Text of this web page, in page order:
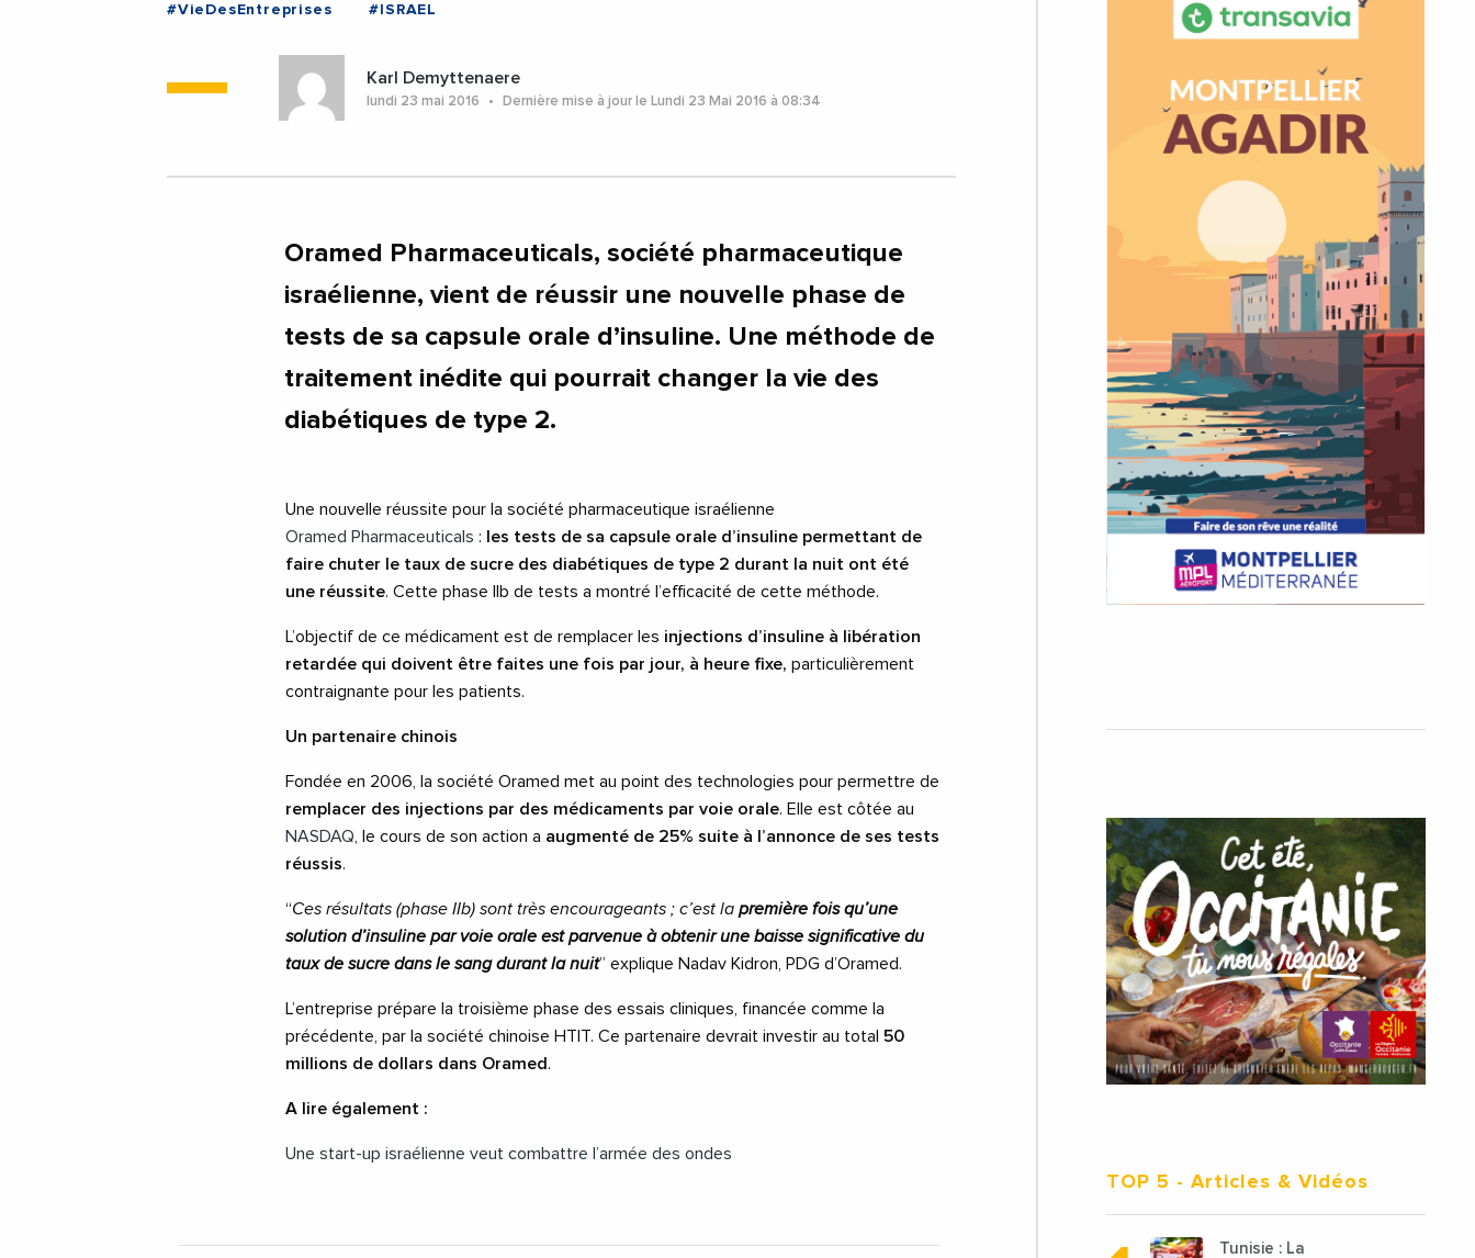
#VieDesEntreprises
#ISRAEL
Karl Demyttenaere
lundi 23 mai 2016 Dernière mise à jour le Lundi 23 Mai 2016 à 08:34
Oramed Pharmaceuticals, société pharmaceutique
israélienne, vient de réussir une nouvelle phase de
tests de sa capsule orale d’insuline. Une méthode de
traitement inédite qui pourrait changer la vie des
diabétiques de type 2.
Une nouvelle réussite pour la société pharmaceutique israélienne
Oramed Pharmaceuticals :
les tests de sa capsule orale d’insuline permettant de
faire chuter le taux de sucre des diabétiques de type 2 durant la nuit ont été
une réussite. Cette phase IIb de tests a montré l’efficacité de cette méthode.
L’objectif de ce médicament est de remplacer les injections d’insuline à libération
retardée qui doivent être faites une fois par jour, à heure fixe, particulièrement
contraignante pour les patients.
Un partenaire chinois
Fondée en 2006, la société Oramed met au point des technologies pour permettre de
remplacer des injections par des médicaments par voie orale. Elle est côtée au
NASDAQ , le cours de son action a augmenté de 25% suite à l’annonce de ses tests
réussis.
“Ces résultats (phase IIb) sont très encourageants ; c’est la première fois qu’une
solution d’insuline par voie orale est parvenue à obtenir une baisse significative du
taux de sucre dans le sang durant la nuit” explique Nadav Kidron, PDG d’Oramed.
L’entreprise prépare la troisième phase des essais cliniques, financée comme la
précédente, par la société chinoise HTIT. Ce partenaire devrait investir au total 50
millions de dollars dans Oramed .
A lire également :
Une start-up israélienne veut combattre l’armée des ondes
TOP 5 - Articles & Vidéos
Tunisie : La